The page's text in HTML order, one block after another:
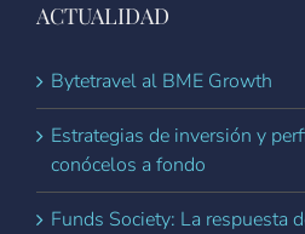
ACTUALIDAD
Bytetravel al BME Growth
Estrategias de inversión y
conócelos a fondo
Funds Society: La respuesta